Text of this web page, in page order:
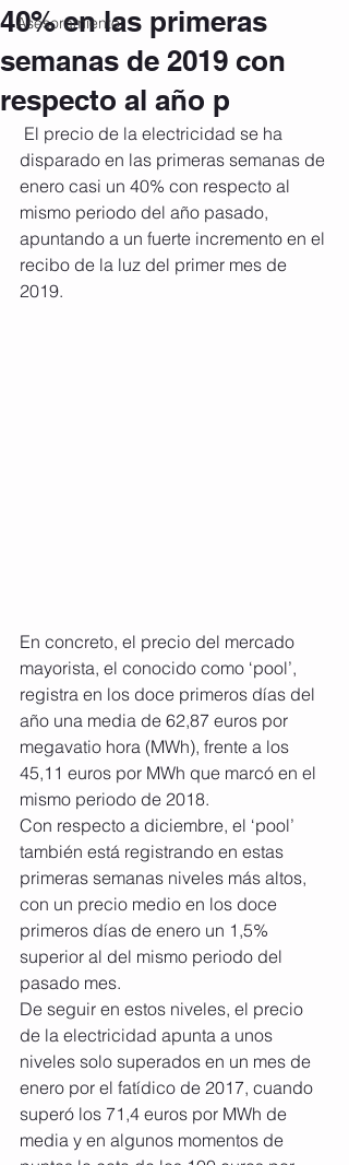
Asesoramiento
40% en las primeras
semanas de 2019 con
respecto al año p
disparado en las primeras semanas de
enero casi un 40% con respecto al
mismo periodo del año pasado,
apuntando a un fuerte incremento en el
recibo de la luz del primer mes de
2019.
En concreto, el precio del mercado
mayorista, el conocido como ‘pool’,
registra en los doce primeros días del
año una media de 62,87 euros por
megavatio hora (MWh), frente a los
45,11 euros por MWh que marcó en el
mismo periodo de 2018.
Con respecto a diciembre, el ‘pool’
también está registrando en estas
primeras semanas niveles más altos,
con un precio medio en los doce
primeros días de enero un 1,5%
superior al del mismo periodo del
pasado mes.
De seguir en estos niveles, el precio
de la electricidad apunta a unos
niveles solo superados en un mes de
enero por el fatídico de 2017, cuando
superó los 71,4 euros por MWh de
media y en algunos momentos de